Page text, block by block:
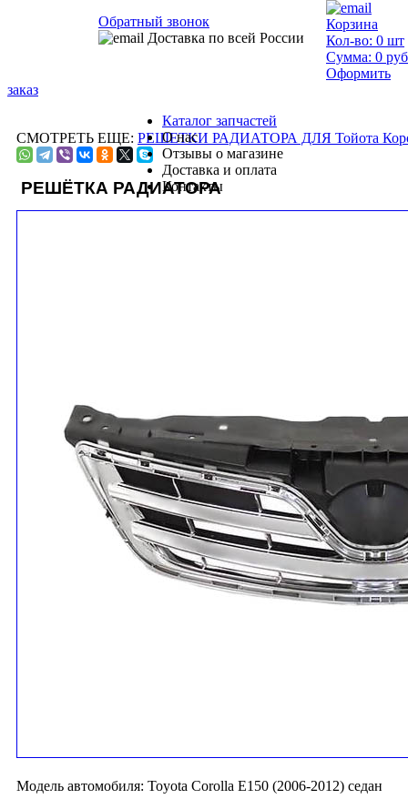
СМОТРЕТЬ ЕЩЕ: РЕШЕТКИ РАДИАТОРА ДЛЯ Тойота
РЕШЁТКА РАДИАТОРА
Модель автомобиля: Toyota Corolla E150 (2006-2012) седан
Обратный звонок
Доставка по всей России
Корзина
Кол-во: 0 шт
Сумма: 0
Оформить
заказ
Каталог запчастей
О нас
Отзывы о магазине
Доставка и оплата
Контакты